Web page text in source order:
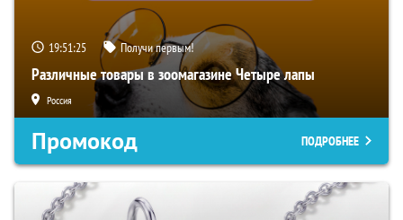
19:51:24 Получи первым!
Различные товары в зоомагазине Четыре лапы
Россия
Промокод ПОДРОБНЕЕ